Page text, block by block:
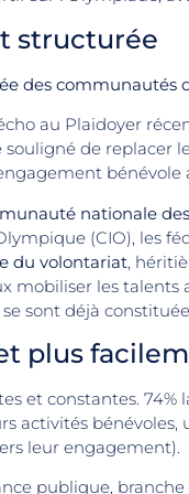
structurée
des communautés
au Plaidoyer
de
bénévole
nationale
(CIO), les
du volontariat,
les talents
sont déjà
plus
et constantes.
activités
leur engagement).
publique,